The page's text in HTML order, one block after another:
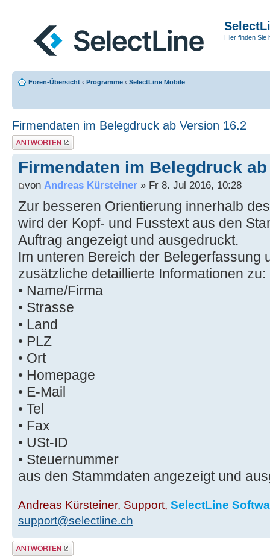
Hier finden Sie
Foren-Übersicht ‹ Programme ‹ SelectLine Mobile
Firmendaten im Belegdruck ab Version 16.2
Antwort erstellen
Firmendaten im Belegdruck
von Andreas Kürsteiner » Fr 8. Jul 2016, 10:28
Zur besseren Orientierung innerhalb
wird der Kopf- und Fusstext aus den
Auftrag angezeigt und ausgedruckt.
Im unteren Bereich der Belegerfassung
zusätzliche detaillierte Informationen zu:
• Name/Firma
• Strasse
• Land
• PLZ
• Ort
• Homepage
• E-Mail
• Tel
• Fax
• USt-ID
• Steuernummer
aus den Stammdaten angezeigt und
Andreas Kürsteiner, Support, SelectLine
support@selectline.ch
Antwort erstellen